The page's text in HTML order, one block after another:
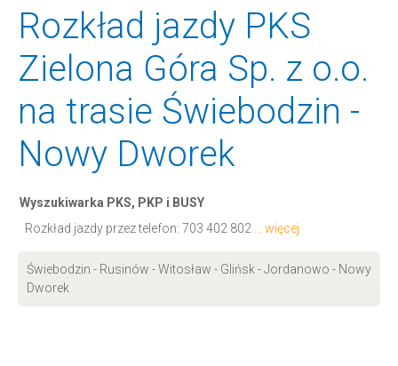
Rozkład jazdy PKS
Zielona Góra Sp. z o.o.
na trasie Świebodzin -
Nowy Dworek
Wyszukiwarka PKS, PKP i BUSY
Rozkład jazdy przez telefon: 703 402 802 ... więcej
Świebodzin - Rusinów - Witosław - Glińsk - Jordanowo - Nowy
Dworek